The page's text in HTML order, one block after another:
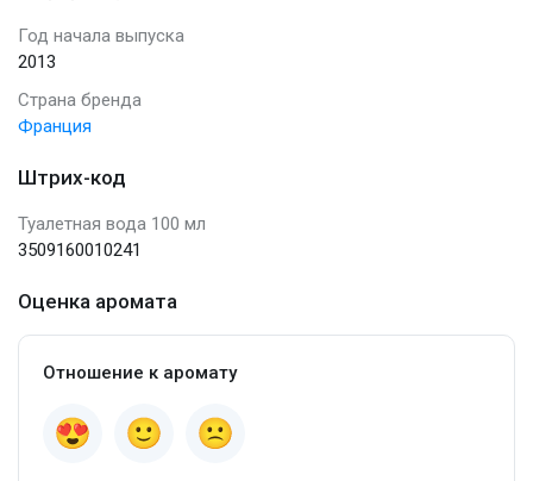
Год начала выпуска
2013
Страна бренда
Франция
Штрих-код
Туалетная вода 100 мл
3509160010241
Оценка аромата
Отношение к аромату